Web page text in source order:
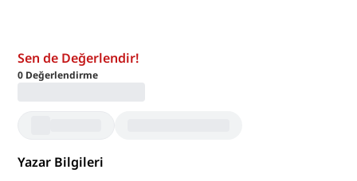
Sen de Değerlendir!
0 Değerlendirme
Yazar Bilgileri